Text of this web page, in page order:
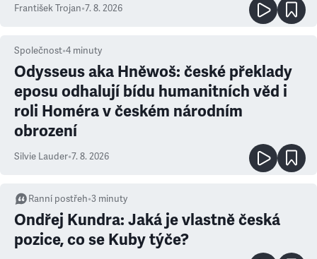
František Trojan•7. 8. 2026
Společnost•4 minuty
Odysseus aka Hněwoš: české překlady
eposu odhalují bídu humanitních věd i
roli Homéra v českém národním
obrození
Silvie Lauder•7. 8. 2026
Ranní postřeh•3 minuty
Ondřej Kundra: Jaká je vlastně česká
pozice, co se Kuby týče?